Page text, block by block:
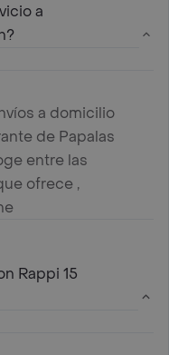
a
a domicilio
de Papalas
entre las
ofrece ,
Rappi 15